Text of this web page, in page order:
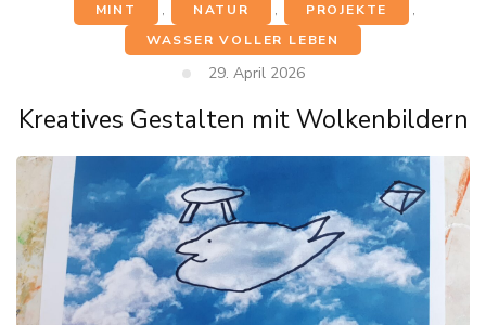
MINT
, NATUR , PROJEKTE
,
WASSER VOLLER LEBEN
29. April 2026
Kreatives Gestalten mit Wolkenbildern